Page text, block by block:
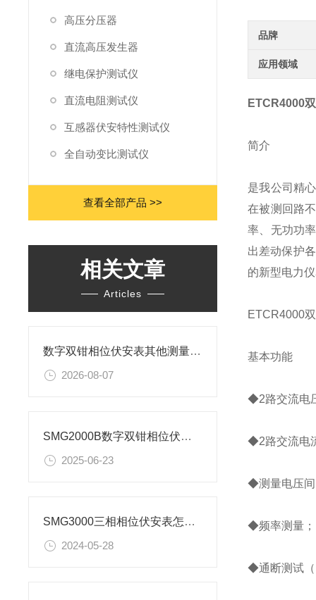
高压分压器
直流高压发生器
继电保护测试仪
直流电阻测试仪
互感器伏安特性测试仪
全自动变比测试仪
查看全部产品 >>
相关文章
Articles
数字双钳相位伏安表其他测量功能
2026-08-07
SMG2000B数字双钳相位伏安表详细介绍
2025-06-23
SMG3000三相相位伏安表怎么使用
2024-05-28
品牌
应用领域
ETCR4000
简介
是我公司精
在被测回路
率、无功功
出差动保护
的新型电力
ETCR4000
基本功能
◆2路交流电
◆2路交流电
◆测量电压间
◆频率测量；
◆通断测试